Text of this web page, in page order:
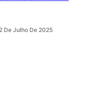
2 De Julho De 2025